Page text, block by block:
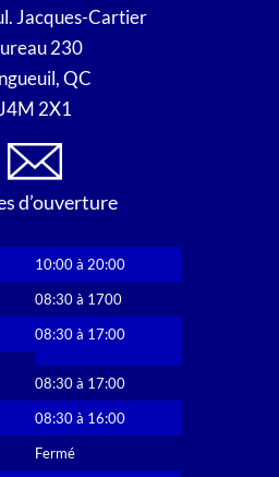
Jacques-Cartier
230
QC
2X1
d’ouverture
10:00 à 20:00
08:30 à 1700
08:30 à 17:00
08:30 à 17:00
08:30 à 16:00
Fermé